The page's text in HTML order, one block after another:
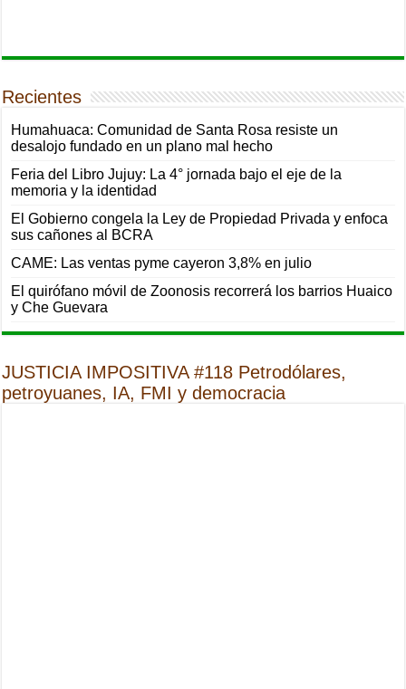
Recientes
Humahuaca: Comunidad de Santa Rosa resiste un
desalojo fundado en un plano mal hecho
Feria del Libro Jujuy: La 4° jornada bajo el eje de la
memoria y la identidad
El Gobierno congela la Ley de Propiedad Privada y enfoca
sus cañones al BCRA
CAME: Las ventas pyme cayeron 3,8% en julio
El quirófano móvil de Zoonosis recorrerá los barrios Huaico
y Che Guevara
JUSTICIA IMPOSITIVA #118 Petrodólares,
petroyuanes, IA, FMI y democracia